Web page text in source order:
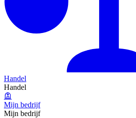
Handel
Handel
Mijn bedrijf
Mijn bedrijf